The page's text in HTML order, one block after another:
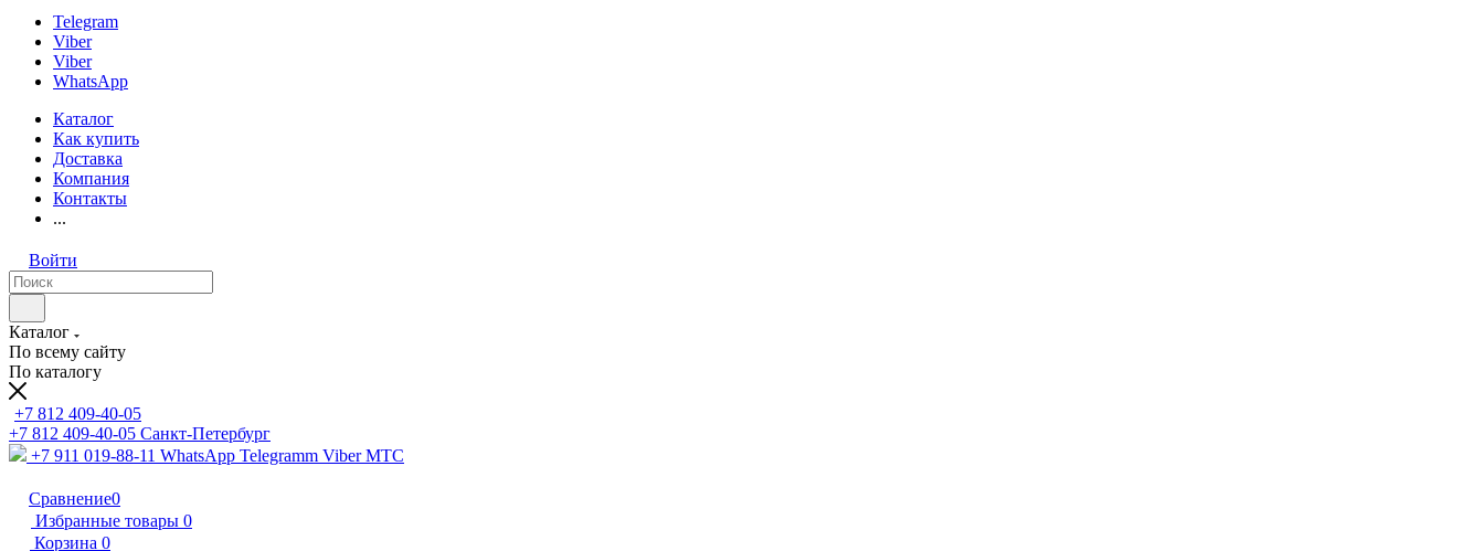
Telegram
Viber
Viber
WhatsApp
Каталог
Как купить
Доставка
Компания
Контакты
...
Войти
Каталог
По всему сайту
По каталогу
+7 812 409-40-05
+7 812 409-40-05 Санĸт-Петербург
+7 911 019-88-11 WhatsApp Telegramm Viber МТС
Сравнение0
Избранные товары 0
Корзина 0